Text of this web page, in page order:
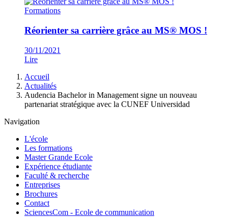
Formations
Réorienter sa carrière grâce au MS® MOS !
30/11/2021
Lire
d'Ariane
Accueil
Actualités
Audencia Bachelor in Management signe un nouveau
partenariat stratégique avec la CUNEF Universidad
Navigation
L'école
Les formations
Master Grande Ecole
Expérience étudiante
Faculté & recherche
Entreprises
Brochures
Contact
SciencesCom - Ecole de communication